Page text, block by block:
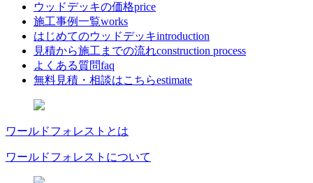
ウッドデッキの価格price
施工事例一覧works
はじめてのウッドデッキintroduction
見積から施工までの流れconstruction process
よくある質問faq
無料見積・相談はこちらestimate
ワールドフォレストとは
ワールドフォレストについて